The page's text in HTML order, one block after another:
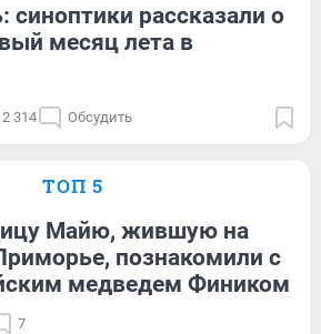
рассказали о
месяц лета в
2 314 Обсудить
ТОП 5
Майю, жившую на
познакомили с
медведем Фиником
7